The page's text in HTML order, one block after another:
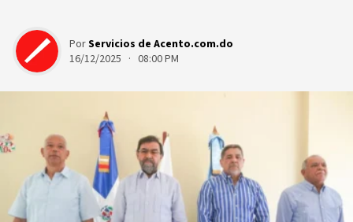
PorServicios de Acento.com.do
16/12/2025 · 08:00 PM